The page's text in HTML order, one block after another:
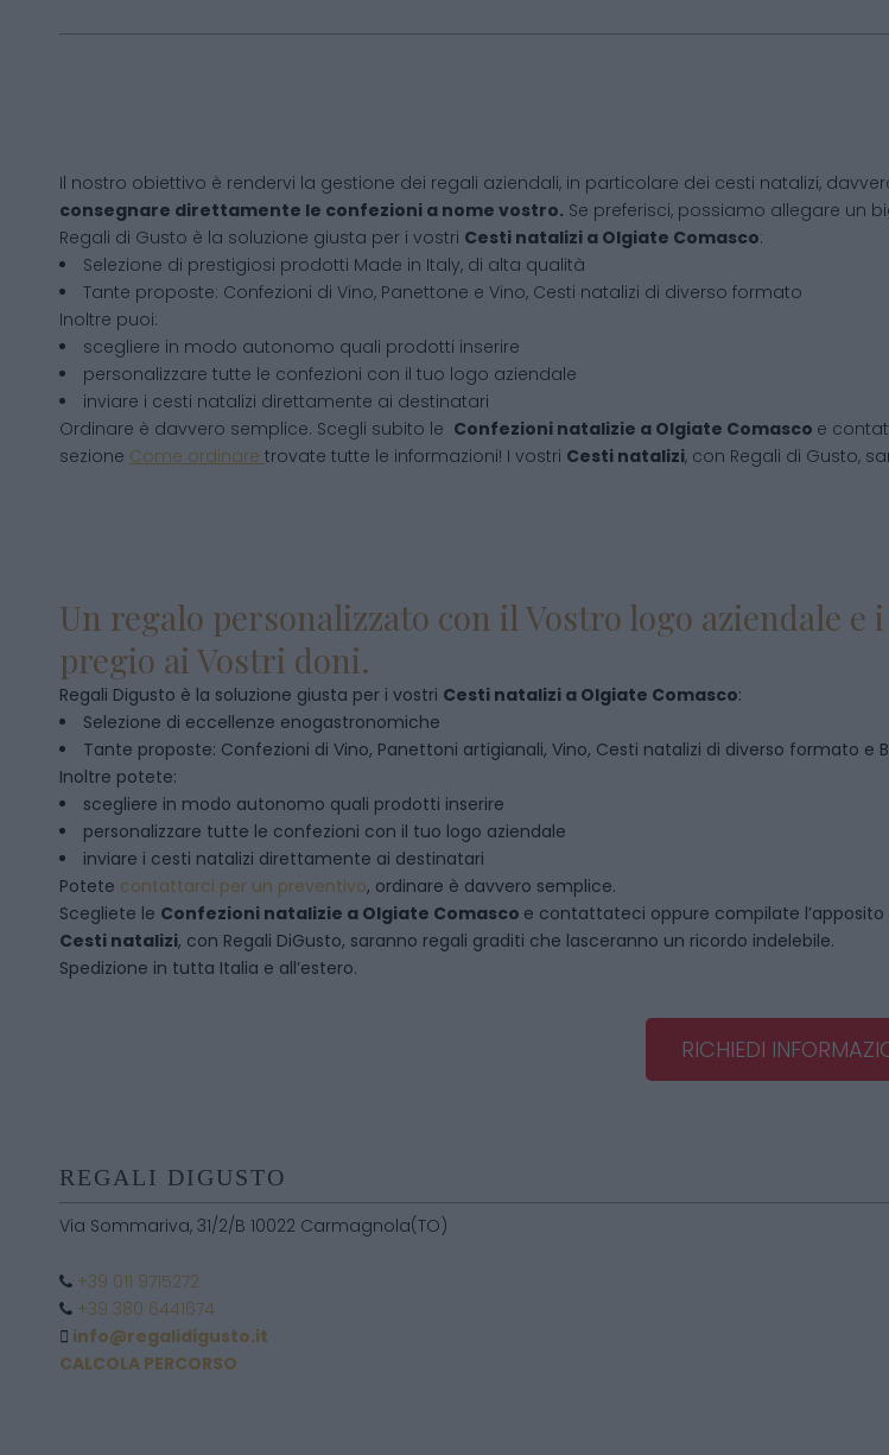
Il nostro obiettivo è rendervi la gestione dei regali aziendali, in particolare dei cesti natalizi,
consegnare direttamente le confezioni a nome vostro. Se preferisci, possiamo allegare un
Regali di Gusto è la soluzione giusta per i vostri Cesti natalizi a Olgiate Comasco:
Selezione di prestigiosi prodotti Made in Italy, di alta qualità
Tante proposte: Confezioni di Vino, Panettone e Vino, Cesti natalizi di diverso formato
Inoltre puoi:
scegliere in modo autonomo quali prodotti inserire
personalizzare tutte le confezioni con il tuo logo aziendale
inviare i cesti natalizi direttamente ai destinatari
Ordinare è davvero semplice. Scegli subito le Confezioni natalizie a Olgiate Comasco e
sezione Come ordinare trovate tutte le informazioni! I vostri Cesti natalizi, con Regali di Gusto,
Un regalo personalizzato con il Vostro logo aziendale
pregio ai Vostri doni.
Regali Digusto è la soluzione giusta per i vostri Cesti natalizi a Olgiate Comasco:
Selezione di eccellenze enogastronomiche
Tante proposte: Confezioni di Vino, Panettoni artigianali, Vino, Cesti natalizi di diverso formato e
Inoltre potete:
scegliere in modo autonomo quali prodotti inserire
personalizzare tutte le confezioni con il tuo logo aziendale
inviare i cesti natalizi direttamente ai destinatari
Potete contattarci per un preventivo, ordinare è davvero semplice.
Scegliete le Confezioni natalizie a Olgiate Comasco e contattateci oppure compilate l’apposito
Cesti natalizi, con Regali DiGusto, saranno regali graditi che lasceranno un ricordo indelebile.
Spedizione in tutta Italia e all’estero.
RICHIEDI
REGALI DIGUSTO
Via Sommariva, 31/2/B 10022 Carmagnola(TO)
+39 011 9715272
+39 380 6441674
info@regalidigusto.it
CALCOLA PERCORSO